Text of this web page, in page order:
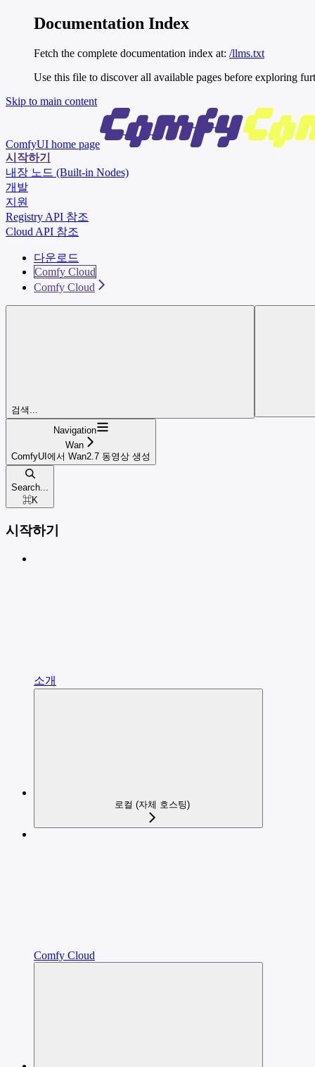
Documentation Index
Fetch the complete documentation index at: /llms.txt
Use this file to discover all available pages before exploring
Skip to main content
ComfyUI home page
시작하기
내장 노드 (Built-in Nodes)
개발
지원
Registry API 참조
Cloud API 참조
다운로드
Comfy Cloud
Comfy Cloud
검색...
Navigation
Wan
ComfyUI에서 Wan2.7 동영상 생성
Search...
⌘K
시작하기
소개
로컬 (자체 호스팅)
Comfy Cloud